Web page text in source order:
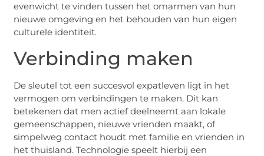
evenwicht te vinden tussen het omarmen van hun
nieuwe omgeving en het behouden van hun eigen
culturele identiteit.
Verbinding maken
De sleutel tot een succesvol expatleven ligt in het
vermogen om verbindingen te maken. Dit kan
betekenen dat men actief deelneemt aan lokale
gemeenschappen, nieuwe vrienden maakt, of
simpelweg contact houdt met familie en vrienden in
het thuisland. Technologie speelt hierbij een